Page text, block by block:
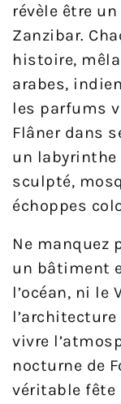
révèle être
Zanzibar.
histoire,
arabes,
les parfums
Flâner dans
un labyrinthe
sculpté,
échoppes
Ne manquez
un bâtiment
l’océan, ni le
vivre
nocturne de
véritable fête